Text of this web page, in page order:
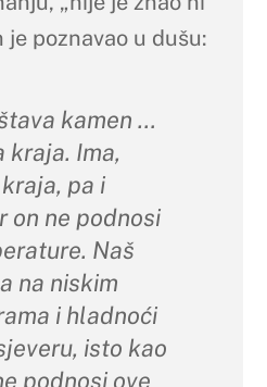
poznavao u dušu:
kamen …
kraja. Ima,
pa i
on ne podnosi
Naš
na niskim
i hladnoći
isto kao
podnosi ove